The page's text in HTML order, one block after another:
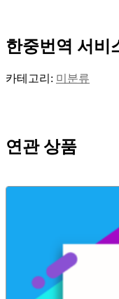
한중번역 서비
카테고리: 미분류
연관 상품